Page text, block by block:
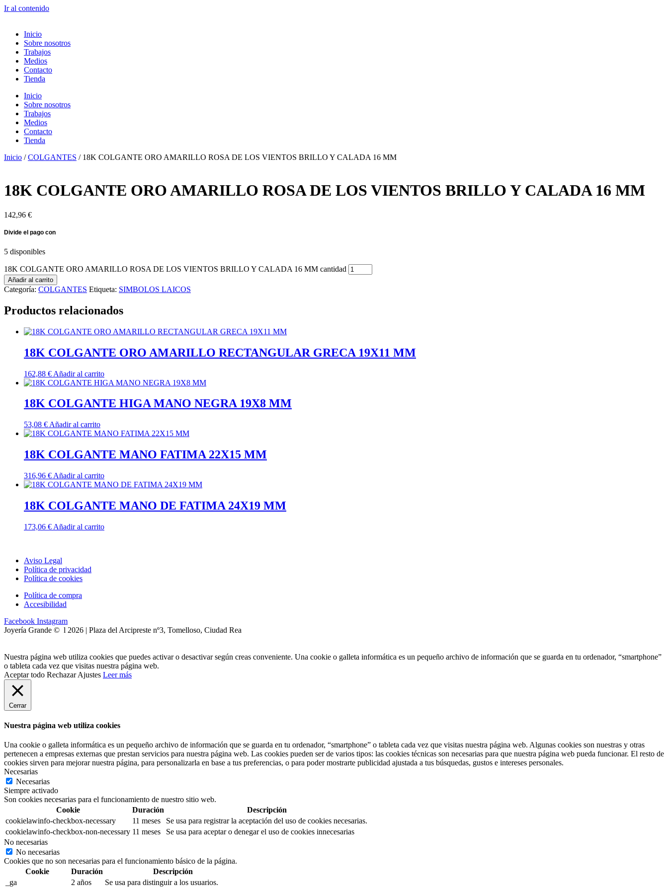
Ir al contenido
Inicio
Sobre nosotros
Trabajos
Medios
Contacto
Tienda
Inicio
Sobre nosotros
Trabajos
Medios
Contacto
Tienda
Inicio /COLGANTES / 18K COLGANTE ORO AMARILLO ROSA DE LOS VIENTOS BRILLO Y CALADA 16 MM
18K COLGANTE ORO AMARILLO ROSA DE LOS VIENTOS BRILLO Y CALADA 16 MM
142,96 €
5 disponibles
18K COLGANTE ORO AMARILLO ROSA DE LOS VIENTOS BRILLO Y CALADA 16 MM cantidad
Añadir al carrito
Categoría: COLGANTES Etiqueta: SIMBOLOS LAICOS
Productos relacionados
18K COLGANTE ORO AMARILLO RECTANGULAR GRECA 19X11 MM
162,88 € Añadir al carrito
18K COLGANTE HIGA MANO NEGRA 19X8 MM
53,08 € Añadir al carrito
18K COLGANTE MANO FATIMA 22X15 MM
316,96 € Añadir al carrito
18K COLGANTE MANO DE FATIMA 24X19 MM
173,06 € Añadir al carrito
Aviso Legal
Política de privacidad
Política de cookies
Política de compra
Accesibilidad
Facebook Instagram
Joyería Grande © l 2026 | Plaza del Arcipreste nº3, Tomelloso, Ciudad Rea
Nuestra página web utiliza cookies que puedes activar o desactivar según creas conveniente. Una cookie o galleta informática es un pequeño archivo de información que se guarda en tu ordenador, “smartphone”
o tableta cada vez que visitas nuestra página web.
Aceptar todo Rechazar Ajustes Leer más
Cerrar
Nuestra página web utiliza cookies
Una cookie o galleta informática es un pequeño archivo de información que se guarda en tu ordenador, “smartphone” o tableta cada vez que visitas nuestra página web. Algunas cookies son nuestras y otras
pertenecen a empresas externas que prestan servicios para nuestra página web. Las cookies pueden ser de varios tipos: las cookies técnicas son necesarias para que nuestra página web pueda funcionar. El resto de
cookies sirven para mejorar nuestra página, para personalizarla en base a tus preferencias, o para poder mostrarte publicidad ajustada a tus búsquedas, gustos e intereses personales.
Necesarias
Necesarias
Siempre activado
Son cookies necesarias para el funcionamiento de nuestro sitio web.
Cookie
Duración
Descripción
cookielawinfo-checkbox-necessary
11 meses
Se usa para registrar la aceptación del uso de cookies necesarias.
cookielawinfo-checkbox-non-necessary 11 meses
Se usa para aceptar o denegar el uso de cookies innecesarias
No necesarias
No necesarias
Cookies que no son necesarias para el funcionamiento básico de la página.
Cookie
Duración
Descripción
_ga
2 años
Se usa para distinguir a los usuarios.